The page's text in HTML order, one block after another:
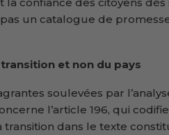
un catalogue de
et non du pays
soulevées par
l’article 196, qui
dans le texte